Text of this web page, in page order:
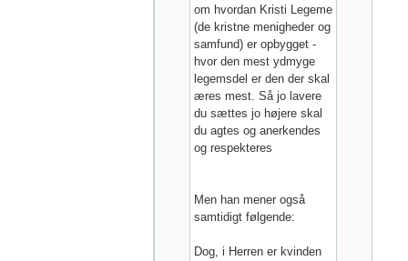
om hvordan Kristi Legeme
(de kristne menigheder og
samfund) er opbygget -
hvor den mest ydmyge
legemsdel er den der skal
æres mest. Så jo lavere
du sættes jo højere skal
du agtes og anerkendes
og respekteres
Men han mener også
samtidigt følgende:
Dog, i Herren er kvinden